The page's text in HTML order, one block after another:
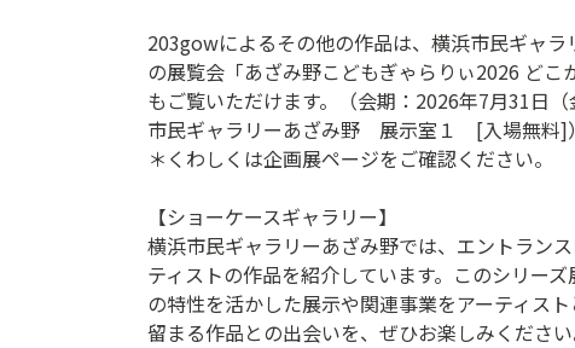
203gowによるその他の作品は、横浜市民ギャ
の展覧会「あざみ野こどもぎゃらりぃ2026 どこ
もご覧いただけます。（会期：2026年7月31日
市民ギャラリーあざみ野 展示室１ [入場無料]）
＊くわしくは企画展ページをご確認ください。
【ショーケースギャラリー】
横浜市民ギャラリーあざみ野では、エントラン
ティストの作品を紹介しています。このシリー
の特性を活かした展示や関連事業をアーティス
留まる作品との出会いを、ぜひお楽しみください